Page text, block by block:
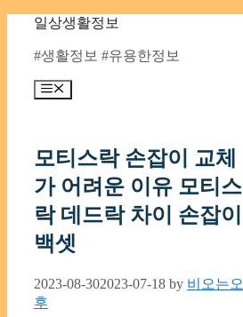
content
일상생활정보
#생활정보 #유용한정보
Menu
모티스락 손잡이 교체
가 어려운 이유 모티스
락 데드락 차이 손잡이
백셋
2023-08-302023-07-18 by 비오는오
후